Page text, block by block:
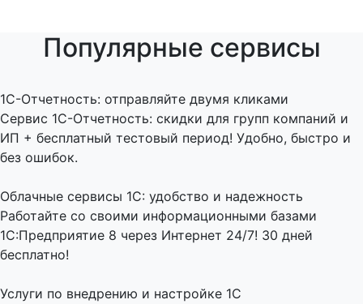
Популярные сервисы
1C-Отчетность: отправляйте двумя кликами
Сервис 1С-Отчетность: скидки для групп компаний и
ИП + бесплатный тестовый период! Удобно, быстро и
без ошибок.
Облачные сервисы 1С: удобство и надежность
Работайте со своими информационными базами
1С:Предприятие 8 через Интернет 24/7! 30 дней
бесплатно!
Услуги по внедрению и настройке 1С